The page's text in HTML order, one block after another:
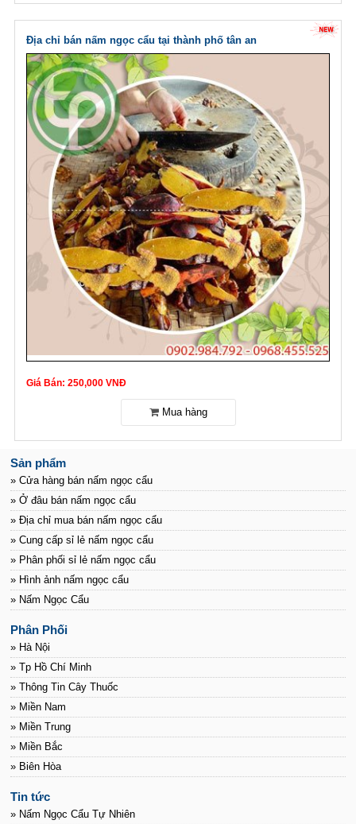
Địa chỉ bán nấm ngọc cẩu tại thành phố tân an
Giá Bán: 250,000 VNĐ
Sản phẩm
» Cửa hàng bán nấm ngọc cẩu
» Ở đâu bán nấm ngọc cẩu
» Địa chỉ mua bán nấm ngọc cẩu
» Cung cấp sỉ lẻ nấm ngọc cẩu
» Phân phối sỉ lẻ nấm ngọc cẩu
» Hình ảnh nấm ngọc cẩu
» Nấm Ngọc Cẩu
Phân Phối
» Hà Nội
» Tp Hồ Chí Minh
» Thông Tin Cây Thuốc
» Miền Nam
» Miền Trung
» Miền Bắc
» Biên Hòa
Tin tức
» Nấm Ngọc Cẩu Tự Nhiên